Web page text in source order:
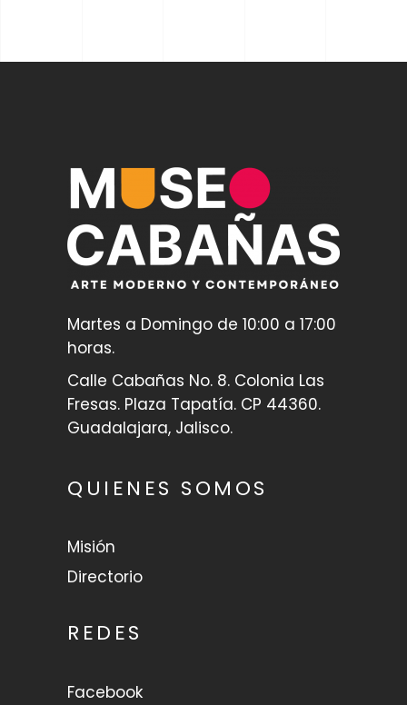
Martes a Domingo de 10:00 a 17:00
horas.
Calle Cabañas No. 8. Colonia Las
Fresas. Plaza Tapatía. CP 44360.
Guadalajara, Jalisco.
QUIENES SOMOS
Misión
Directorio
REDES
Facebook